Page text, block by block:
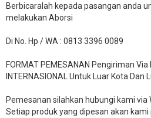
Berbicaralah kepada pasangan anda
melakukan Aborsi
Di No. Hp / WA : 0813 3396 0089
FORMAT PEMESANAN Pengiriman
INTERNASIONAL Untuk Luar Kota Dan
Pemesanan silahkan hubungi kami via
Setiap produk yang dipesan akan